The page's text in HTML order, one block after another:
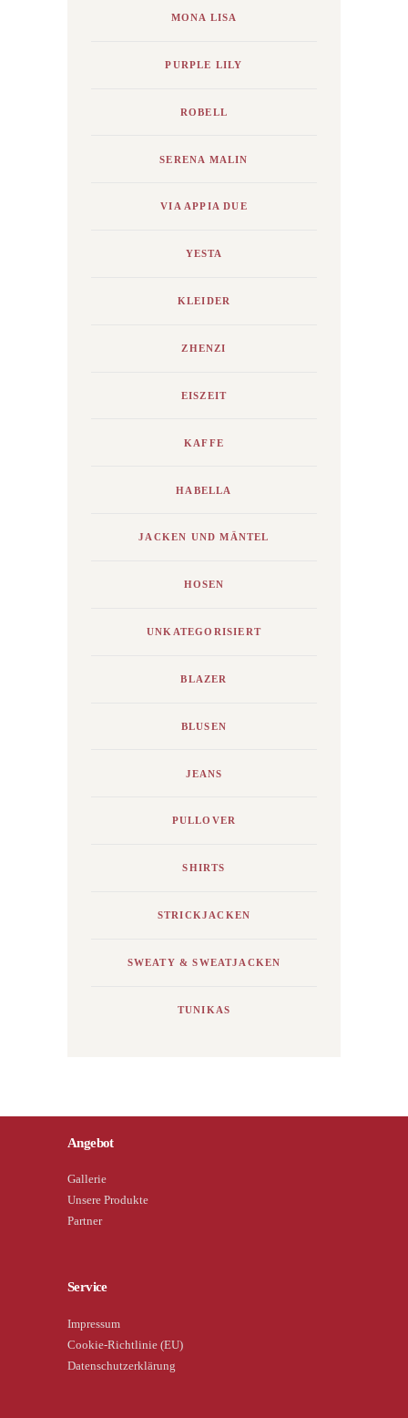
MONA LISA
PURPLE LILY
ROBELL
SERENA MALIN
VIA APPIA DUE
YESTA
KLEIDER
ZHENZI
EISZEIT
KAFFE
HABELLA
JACKEN UND MÄNTEL
HOSEN
UNKATEGORISIERT
BLAZER
BLUSEN
JEANS
PULLOVER
SHIRTS
STRICKJACKEN
SWEATY & SWEATJACKEN
TUNIKAS
Angebot
Gallerie
Unsere Produkte
Partner
Service
Impressum
Cookie-Richtlinie (EU)
Datenschutzerklärung